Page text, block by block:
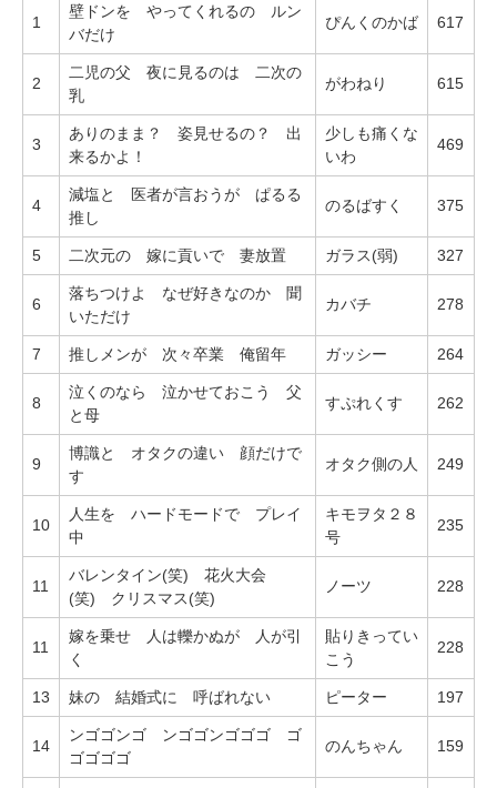
1
壁ドンを やってくれるの ルン
バだけ
ぴんくのかば 617
2
二児の父 夜に見るのは 二次の
乳
がわねり 615
3
ありのまま？ 姿見せるの？ 出
来るかよ！
少しも痛くな
いわ
469
4
減塩と 医者が言おうが ぱるる
推し
のるばすく 375
5 二次元の 嫁に貢いで 妻放置 ガラス(弱) 327
6
落ちつけよ なぜ好きなのか 聞
いただけ
カバチ 278
7 推しメンが 次々卒業 俺留年 ガッシー 264
8
泣くのなら 泣かせておこう 父
と母
すぷれくす 262
9
博識と オタクの違い 顔だけで
す
オタク側の人 249
10
人生を ハードモードで プレイ
中
キモヲタ２８
号
235
11
バレンタイン(笑) 花火大会
(笑) クリスマス(笑)
ノーツ 228
11
嫁を乗せ 人は轢かぬが 人が引
く
貼りきってい
こう
228
13 妹の 結婚式に 呼ばれない ピーター 197
14
ンゴゴンゴ ンゴゴンゴゴゴ ゴ
ゴゴゴゴ
のんちゃん 159